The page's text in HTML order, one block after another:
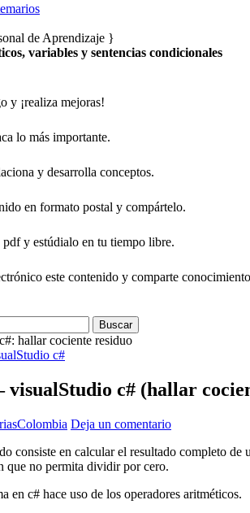
de Aprendizaje }
variables y sentencias condicionales
y ¡realiza mejoras!
lo más importante.
y desarrolla conceptos.
en formato postal y compártelo.
pdf y estúdialo en tu tiempo libre.
este contenido y comparte
c#
visualStudio c# (hallar
Deja un comentario
consiste en calcular el resultado completo
que no permita dividir por cero.
en c# hace uso de los operadores aritméticos.